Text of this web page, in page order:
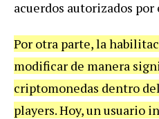
acuerdos autorizados por
Por otra parte, la
modificar de manera
criptomonedas dentro
players. Hoy, un usuario